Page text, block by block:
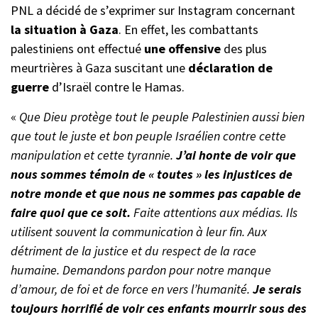
PNL a décidé de s’exprimer sur Instagram concernant
la situation à Gaza. En effet, les combattants
palestiniens ont effectué une offensive des plus
meurtrières à Gaza suscitant une déclaration de
guerre d’Israël contre le Hamas.
« Que Dieu protège tout le peuple Palestinien aussi bien
que tout le juste et bon peuple Israélien contre cette
manipulation et cette tyrannie. J’ai honte de voir que
nous sommes témoin de « toutes » les injustices de
notre monde et que nous ne sommes pas capable de
faire quoi que ce soit. Faite attentions aux médias. Ils
utilisent souvent la communication à leur fin. Aux
détriment de la justice et du respect de la race
humaine. Demandons pardon pour notre manque
d’amour, de foi et de force en vers l’humanité. Je serais
toujours horrifié de voir ces enfants mourrir sous des